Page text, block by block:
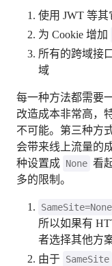
使用 JWT 等其
为 Cookie 增加
所有的跨域接
域
每一种方法都需要
改造成本非常高，
不可能。第三种方
会带来线上流量的
种设置成 None 看
多的限制。
所以如果有
者选择其他方案
由于 SameSite